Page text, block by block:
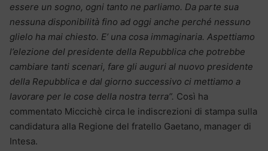
essere un sogno, ogni tanto ne parliamo. Da parte sua
nessuna disponibilità fino ad oggi anche perché nessuno
glielo ha mai chiesto. E’ una cosa immaginaria. Aspettiamo
l’elezione del presidente della Repubblica che potrebbe
cambiare tanti scenari, fare gli auguri al nuovo presidente
della Repubblica e dal giorno successivo ci mettiamo a
lavorare per le cose della nostra terra”. Così ha
commentato Miccichè circa le indiscrezioni di stampa sulla
candidatura alla Regione del fratello Gaetano, manager di
Intesa.